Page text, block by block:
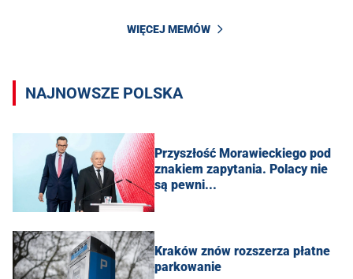
WIĘCEJ MEMÓW
NAJNOWSZE POLSKA
Przyszłość Morawieckiego pod
znakiem zapytania. Polacy nie
są pewni...
Kraków znów rozszerza płatne
parkowanie